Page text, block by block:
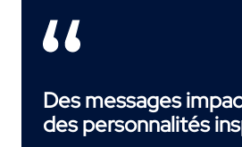
Des messages
des personnalités